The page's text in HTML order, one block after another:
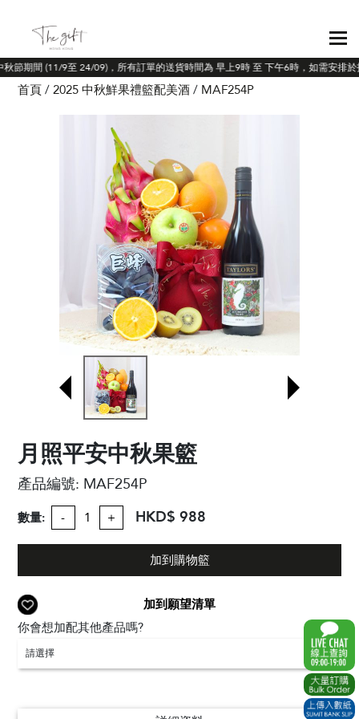
節期間 (11/9至 24/09)，所有訂單的送貨時間為 早上9時 至 下午6時，如需安排於
首頁 2025 中秋鮮果禮籃配美酒 MAF254P
月照平安中秋果籃
產品編號: MAF254P
數量: - + HKD$ 988
加到購物籃
加到願望清單
你會想加配其他產品嗎?
請選擇